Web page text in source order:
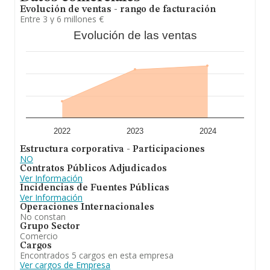
adicional de interés, la antigüedad alcanza los 18 años
desde la constitución. La media de empleados de las
empresas es de 4.
especializada en distribuidores de bebidas para
hostelería y restauración. Ha experimentado un
retroceso en el ranking de su sector (Comercio al por
mayor de bebidas). En cuanto a la posición en el ranking
nacional, la empresa ha perdido posiciones frente al
Evolución de ventas - rango de facturación
Entre 3 y 6 millones €
Evolución de las ventas
2022 2023 2024
Estructura corporativa - Participaciones
NO
Contratos Públicos Adjudicados
Ver Información
Incidencias de Fuentes Públicas
Ver Información
Operaciones Internacionales
No constan
Grupo Sector
Comercio
Cargos
Encontrados 5 cargos en esta empresa
Ver cargos de Empresa